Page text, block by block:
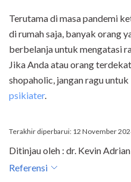
Terutama di masa pandemi
di rumah saja, banyak orang
berbelanja untuk mengatasi
Jika Anda atau orang
shopaholic, jangan ragu
psikiater.
Terakhir diperbarui: 12 November